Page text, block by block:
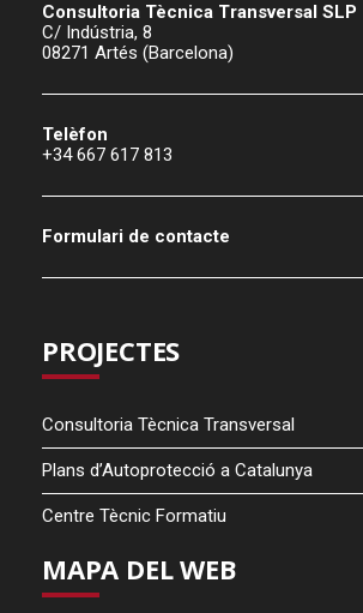
Consultoria Tècnica Transversal SLP
C/ Indústria, 8
08271 Artés (Barcelona)
Telèfon
+34 667 617 813
Formulari de contacte
PROJECTES
Consultoria Tècnica Transversal
Plans d’Autoprotecció a Catalunya
Centre Tècnic Formatiu
MAPA DEL WEB